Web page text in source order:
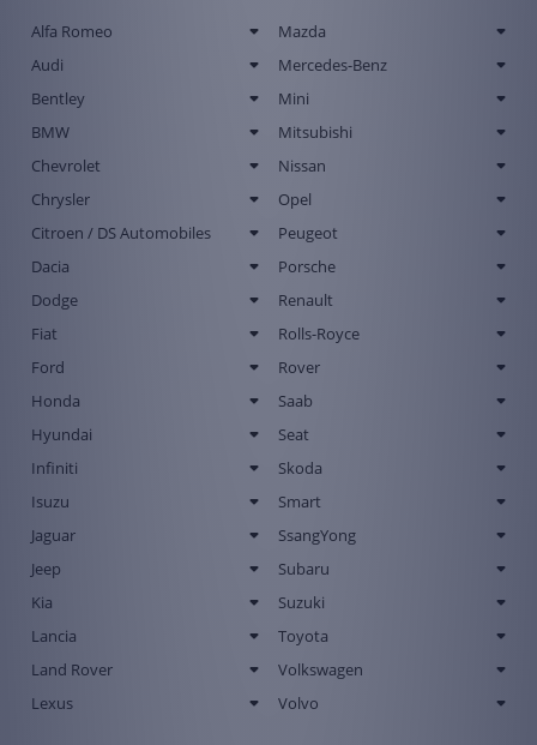
Alfa Romeo
Audi
Bentley
BMW
Chevrolet
Chrysler
Citroen / DS Automobiles
Dacia
Dodge
Fiat
Ford
Honda
Hyundai
Infiniti
Isuzu
Jaguar
Jeep
Kia
Lancia
Land Rover
Lexus
Mazda
Mercedes-Benz
Mini
Mitsubishi
Nissan
Opel
Peugeot
Porsche
Renault
Rolls-Royce
Rover
Saab
Seat
Skoda
Smart
SsangYong
Subaru
Suzuki
Toyota
Volkswagen
Volvo